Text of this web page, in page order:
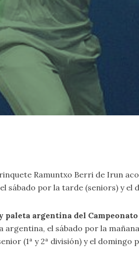
Ramuntxo Berri de Irun
sábado por la tarde (seniors) y el
paleta argentina del
el sábado por la
(1ª y 2ª división) y el domingo